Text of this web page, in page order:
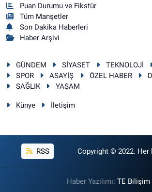
Puan Durumu ve Fikstür
Tüm Manşetler
Son Dakika Haberleri
Haber Arşivi
GÜNDEM SİYASET TEKNOLOJİ
SPOR
ASAYİŞ ÖZEL HABER
SAĞLIK
YAŞAM
Künye İletişim
RSS Copyright © 2022. Her
Haber Yazılımı: TE Bilişim